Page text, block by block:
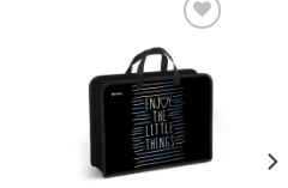
Добавить
в список
желаний